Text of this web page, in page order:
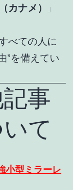
カナメ）
」
べての人に
”を備えてい
事
て
小型ミラーレ